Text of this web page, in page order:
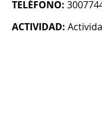
TELÉFONO:
ACTIVIDAD: